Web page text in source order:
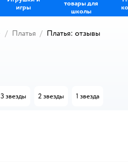
игры
товары для
школы
Платья Платья: отзывы
3 звезды 2 звезды 1 звезда